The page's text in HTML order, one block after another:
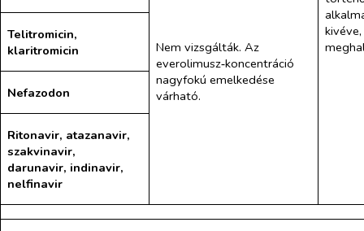
Nem vizsgálták. Az
everolimusz‑koncentráció
nagyfokú emelkedése
várható.
Telitromicin,
klaritromicin
Nefazodon
Ritonavir, atazanavir,
szakvinavir,
darunavir, indinavir,
nelfinavir